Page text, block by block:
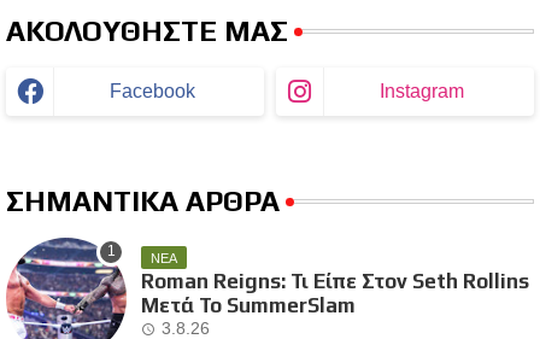
ΑΚΟΛΟΥΘΗΣΤΕ ΜΑΣ
Facebook Instagram
ΣΗΜΑΝΤΙΚΑ ΑΡΘΡΑ
ΝΕΑ
Roman Reigns: Τι Είπε Στον Seth Rollins
Μετά Το SummerSlam
3.8.26